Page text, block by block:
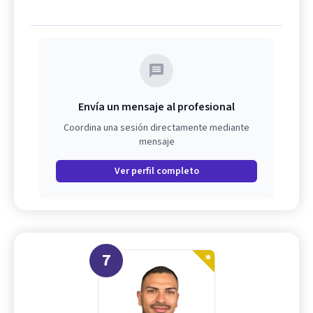
Envía un mensaje al profesional
Coordina una sesión directamente mediante
mensaje
Ver perfil completo
7